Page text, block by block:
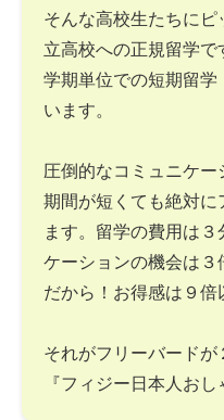
そんな高校生たちにピ
立高校への正規留学で
学期単位での短期留学
います。
圧倒的なコミュニケ
期間が短くても絶対
ます。留学の費用は
ケーションの機会は３
だから！お得感は９倍
それがフリーバード
『フィジー日本人お